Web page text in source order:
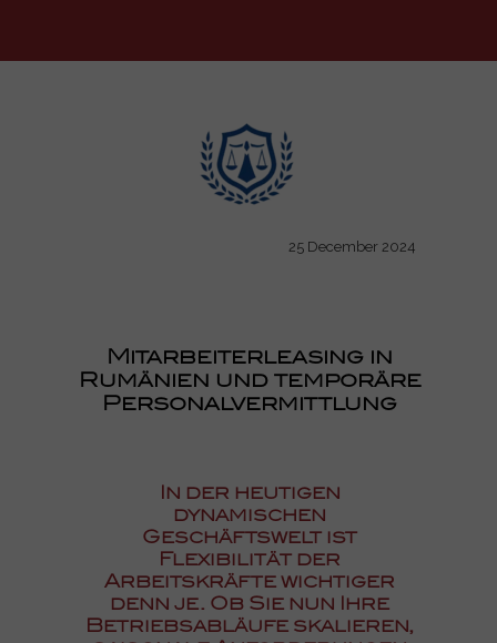
25 December 2024
Mitarbeiterleasing in
Rumänien und temporäre
Personalvermittlung
In der heutigen
dynamischen
Geschäftswelt ist
Flexibilität der
Arbeitskräfte wichtiger
denn je. Ob Sie nun Ihre
Betriebsabläufe skalieren,